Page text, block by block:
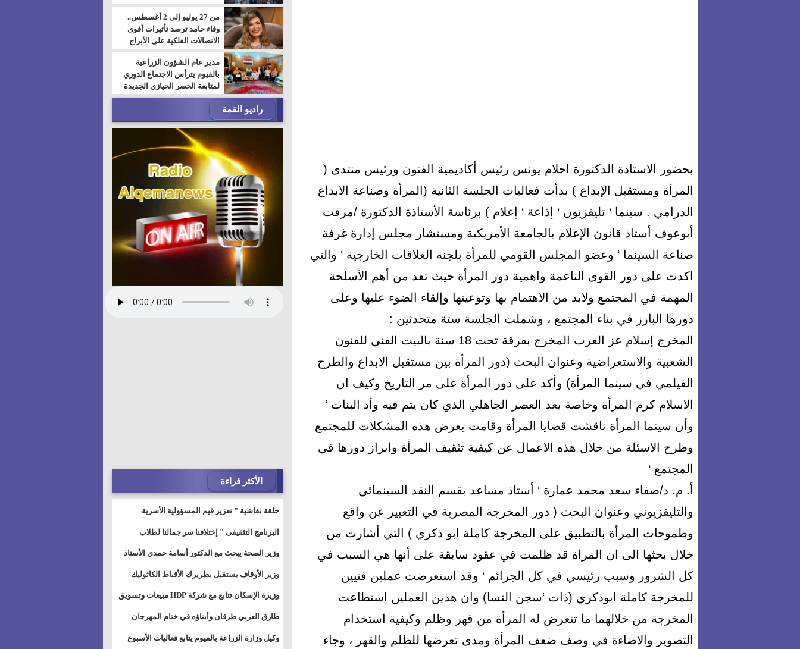
بحضور الاستاذة الدكتورة احلام يونس رئيس أكاديمية الفنون ورئيس منتدى (
المرأة ومستقبل الإبداع ) بدأت فعاليات الجلسة الثانية (المرأة وصناعة الابداع
الدرامي . سينما ‘ تليفزيون ‘ إذاعة ‘ إعلام ) برئاسة الأستاذة الدكتورة /مرفت
أبوعوف أستاذ قانون الإعلام بالجامعة الأمريكية ومستشار مجلس إدارة غرفة
صناعة السينما ‘ وعضو المجلس القومي للمرأة بلجنة العلاقات الخارجية ‘ والتي
اكدت على دور القوى الناعمة واهمية دور المرأة حيث تعد من أهم الأسلحة
المهمة في المجتمع ولابد من الاهتمام بها وتوعيتها وإلقاء الضوء عليها وعلى
دورها البارز في بناء المجتمع ، وشملت الجلسة ستة متحدثين :
المخرج إسلام عز العرب المخرج بفرقة تحت 18 سنة بالبيت الفني للفنون
الشعبية والاستعراضية وعنوان البحث (دور المرأة بين مستقبل الابداع والطرح
الفيلمي في سينما المرأة) وأكد على دور المرأة على مر التاريخ وكيف ان
الاسلام كرم المرأة وخاصة بعد العصر الجاهلي الذي كان يتم فيه وأد البنات ‘
وأن سينما المرأة ناقشت قضايا المرأة وقامت بعرض هذه المشكلات للمجتمع
وطرح الاسئلة من خلال هذه الاعمال عن كيفية تثقيف المرأة وابراز دورها في
المجتمع ‘
أ. م. د/صفاء سعد محمد عمارة ‘ أستاذ مساعد بقسم النقد السينمائي
والتليفزيوني وعنوان البحث ( دور المخرجة المصرية في التعبير عن واقع
وطموحات المرأة بالتطبيق على المخرجة كاملة ابو ذكري ) التي أشارت من
خلال بحثها الى ان المراة قد ظلمت في عقود سابقة على أنها هي السبب في
كل الشرور وسبب رئيسي في كل الجرائم ‘ وقد استعرضت عملين فنيين
للمخرجة كاملة ابوذكري (ذات ‘سجن النسا) وان هذين العملين استطاعت
المخرجة من خلالهما ما تتعرض له المرأة من قهر وظلم وكيفية استخدام
التصوير والاضاءة في وصف ضعف المرأة ومدى تعرضها للظلم والقهر ، وجاء
من 27 يوليو إلى 2 أغسطس..
وفاء حامد ترصد تأثيرات أقوى
الاتصالات الفلكية على الأبراج
مدير عام الشؤون الزراعية
بالفيوم يترأس الاجتماع الدوري
لمتابعة الحصر الحيازي الجديدة
راديو القمة
الأكثر قراءة
حلقة نقاشية " تعزيز قيم المسؤولية الأسرية
البرنامج التثقيفى " إختلافنا سر جمالنا لطلاب
وطالبات ذوى الهمهم" بمدارس التربية الخاصة
وزير الصحة يبحث مع الدكتور أسامة حمدي الأستاذ
بجامعة هارفارد توسيع برامج التوعية بمرض السكري
وزير الأوقاف يستقبل بطريرك الأقباط الكاثوليك
وزيرة الإسكان تتابع مع شركة HDP مبيعات وتسويق
مشروعات المدن الجديدة
طارق العربي طرقان وأبناؤه في ختام المهرجان
الصيفي للموسيقى والغناء بالمسرح المكشوف
وكيل وزارة الزراعة بالفيوم يتابع فعاليات الأسبوع